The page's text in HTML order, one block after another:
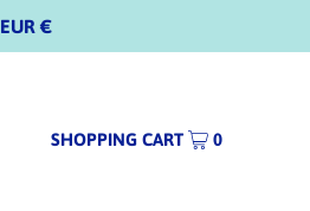
EUR €
SHOPPING CART 0